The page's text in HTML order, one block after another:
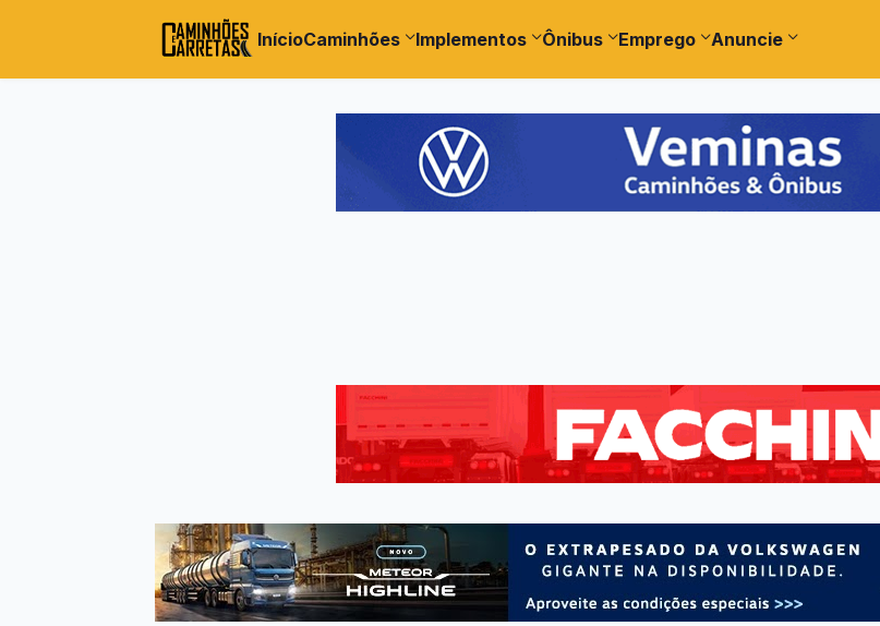
InícioCaminhões Implementos Ônibus Emprego Anuncie